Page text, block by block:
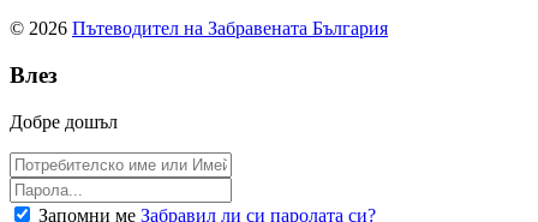
© 2026 Пътеводител на Забравената България
Влез
Добре дошъл
Запомни ме Забравил ли си паролата си?